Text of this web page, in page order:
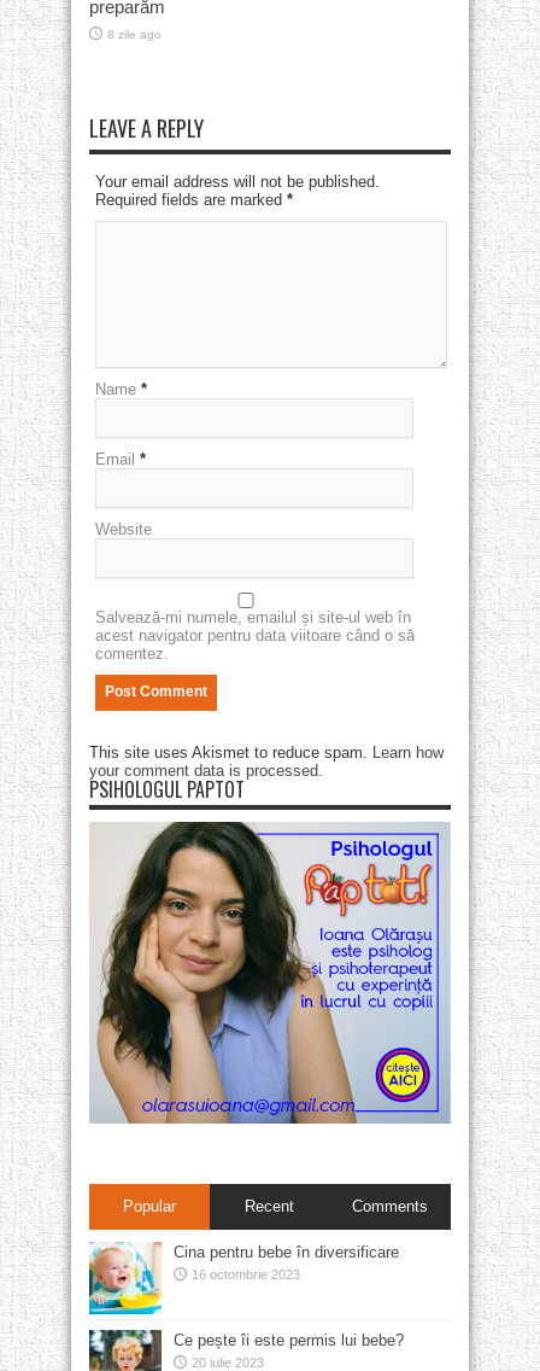
preparăm
8 zile ago
LEAVE A REPLY
Your email address will not be published.
Required fields are marked *
Name *
Email *
Website
Salvează-mi numele, emailul și site-ul web în
acest navigator pentru data viitoare când o să
comentez.
This site uses Akismet to reduce spam.
Learn how
your comment data is processed
PSIHOLOGUL PAPTOT
Popular Recent Comments
Cina pentru bebe în diversificare
16 octombrie 2023
Ce pește îi este permis lui bebe?
20 iulie 2023